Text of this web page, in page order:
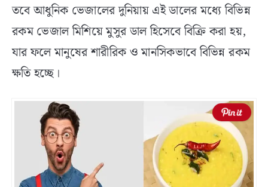
তবে আধুনিক ভেজালের দুনিয়ায় এই ডালের মধ্যে বিভিন্ন
রকম ভেজাল মিশিয়ে মুসুর ডাল হিসেবে বিক্রি করা হয়,
যার ফলে মানুষের শারীরিক ও মানসিকভাবে বিভিন্ন রকম
ক্ষতি হচ্ছে।